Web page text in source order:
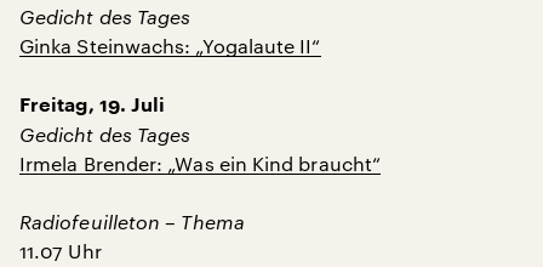
Gedicht des Tages
Ginka Steinwachs: „Yogalaute II“
Freitag, 19. Juli
Gedicht des Tages
Irmela Brender: „Was ein Kind braucht“
Radiofeuilleton – Thema
11.07 Uhr